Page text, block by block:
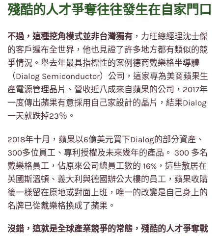
殘酷的人才爭奪往往發生在自家門口
不過，這種挖角模式並非台灣獨有 ，力旺總經理沈士傑
的客戶遍布全世界，他也見證了許多地方都有類似的競
爭情況。舉去年最具指標性的案例德商戴樂格半導體
（Dialog Semiconductor）公司，這家專為美商蘋果生
產電源管理晶片、營收近八成來自蘋果的公司，2017年
一度傳出蘋果有意採用自己家設計的晶片，結果Dialog
一天就跌掉23％。
2018年十月，蘋果以6億美元買下Dialog的部分資產、
300多位員工、專利授權及未來幾年的產品。 300 多名
戴樂格員工，佔原來公司總員工數的 16%，這些散居在
英國斯溫頓、義大利與德國辦公大樓的員工，蘋果收購
後一樣留在原地或對面上班，唯一的改變是自己身上的
名牌已從戴樂格換成了蘋果。
沒錯，這就是全球產業競爭的常態，殘酷的人才爭奪戰